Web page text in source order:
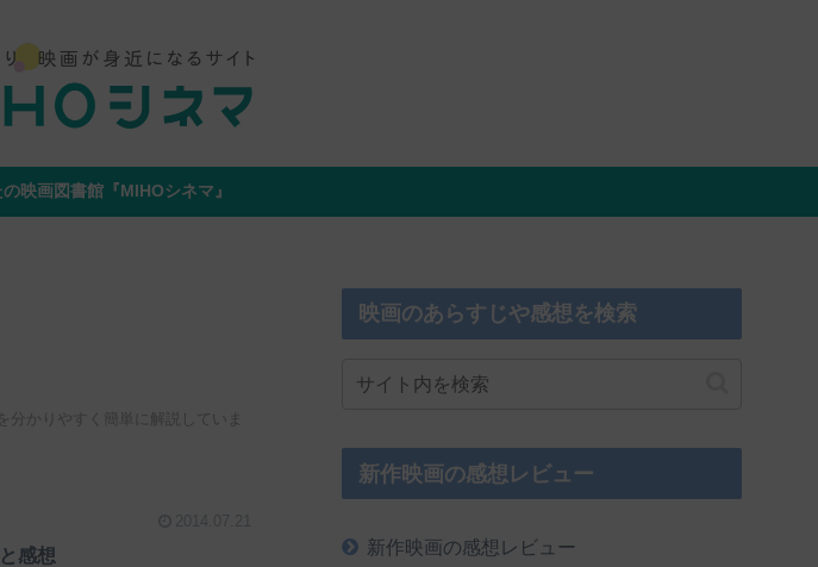
映画図書館『MIHOシネマ』
かりやすく簡単に解説していま
感想
映画のあらすじや感想を検索
新作映画の感想レビュー
新作映画の感想レビュー